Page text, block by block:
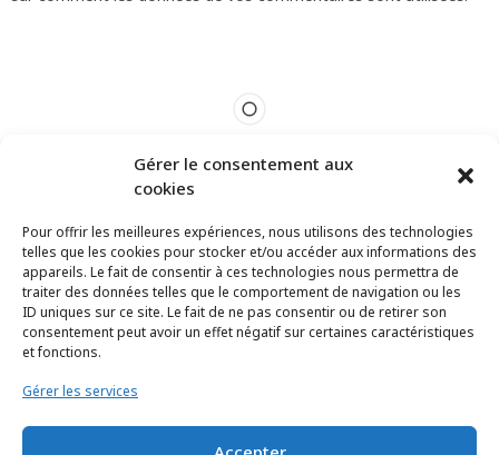
Gérer le consentement aux
cookies
Pour offrir les meilleures expériences, nous utilisons des technologies
telles que les cookies pour stocker et/ou accéder aux informations des
appareils. Le fait de consentir à ces technologies nous permettra de
traiter des données telles que le comportement de navigation ou les
ID uniques sur ce site. Le fait de ne pas consentir ou de retirer son
consentement peut avoir un effet négatif sur certaines caractéristiques
et fonctions.
Gérer les services